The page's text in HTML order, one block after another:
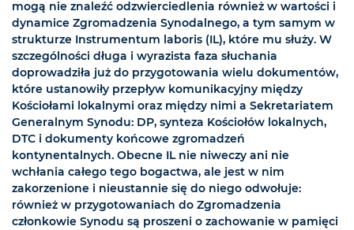
mogą nie znaleźć odzwierciedlenia również w wartości i
dynamice Zgromadzenia Synodalnego, a tym samym w
strukturze Instrumentum laboris (IL), które mu służy. W
szczególności długa i wyrazista faza słuchania
doprowadziła już do przygotowania wielu dokumentów,
które ustanowiły przepływ komunikacyjny między
Kościołami lokalnymi oraz między nimi a Sekretariatem
Generalnym Synodu: DP, synteza Kościołów lokalnych,
DTC i dokumenty końcowe zgromadzeń
kontynentalnych. Obecne IL nie niweczy ani nie
wchłania całego tego bogactwa, ale jest w nim
zakorzenione i nieustannie się do niego odwołuje:
również w przygotowaniach do Zgromadzenia
członkowie Synodu są proszeni o zachowanie w pamięci